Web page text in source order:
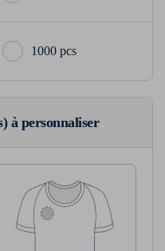
1000 pcs
à personnaliser